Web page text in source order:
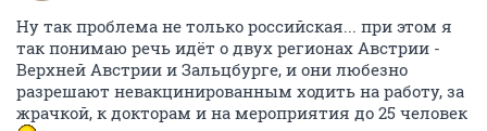
Ну так проблема не только российская... при этом я
так понимаю речь идёт о двух регионах Австрии -
Верхней Австрии и Зальцбурге, и они любезно
разрешают невакцинированным ходить на работу, за
жрачкой, к докторам и на мероприятия до 25 человек